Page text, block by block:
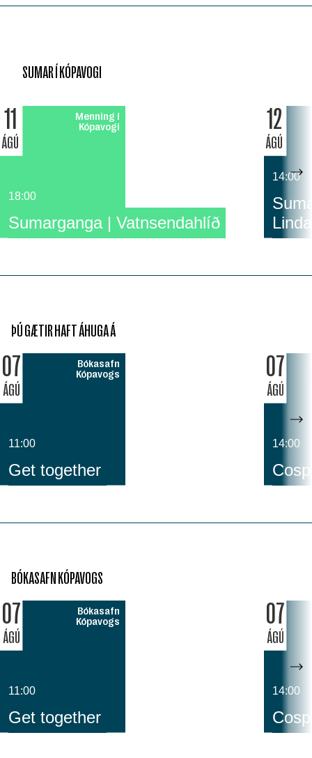
SUMAR Í KÓPAVOGI
11
ÁGÚ
Menning í
Kópavogi
18:00
Sumarganga | Vatnsendahlíð
12
ÁGÚ
14:00
ÞÚ GÆTIR HAFT ÁHUGA Á
07
ÁGÚ
Bókasafn
Kópavogs
11:00
Get together
07
ÁGÚ
14:00
BÓKASAFN KÓPAVOGS
07
ÁGÚ
Bókasafn
Kópavogs
11:00
Get together
07
ÁGÚ
14:00